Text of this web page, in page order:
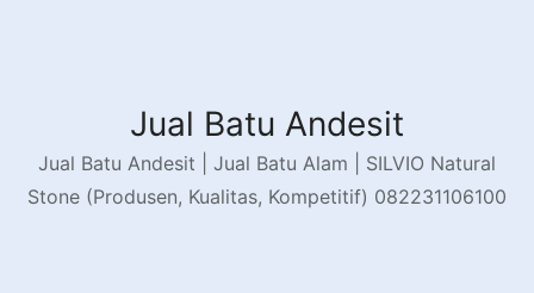
Jual Batu Andesit
Jual Batu Andesit | Jual Batu Alam | SILVIO Natural
Stone (Produsen, Kualitas, Kompetitif) 082231106100